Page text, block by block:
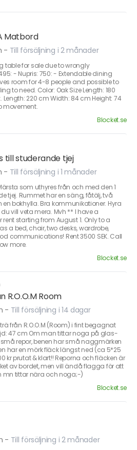
Matbord
- Till försäljning i 2 månader
table for sale due to wrongly
- Nupris: 750: - Extendable dining
room for 4-8 people and possible to
to need. Color: Oak Size Length: 180
Length: 220 cm Width: 84 cm Height: 74
movement.
Blocket.se
till studerande tjej
- Till försäljning i 1 månader
som uthyres från och med den 1
tjej. Rummet har en säng, fåtölj, två
en bokhylla. Bra kommunikationer. Hyra
vill veta mera. Mvh ** I have a
starting from August 1. Only to a
a bed, chair, two desks, wardrobe,
communications! Rent 3500 SEK. Call
more.
Blocket.se
R.O.O.M Room
- Till försäljning i 14 dagar
från R.O.O.M (Room) i fint begagnat
47 cm Om man tittar noga på glas-
repor, benen har små naggmärken
har en mörk fläck längst ned (ca 5*25
kr prutat & klart!! Reporna och fläcken är
av bordet, men vill ändå flagga för att
mn tittar nära och noga;-)
Blocket.se
- Till försäljning i 2 månader